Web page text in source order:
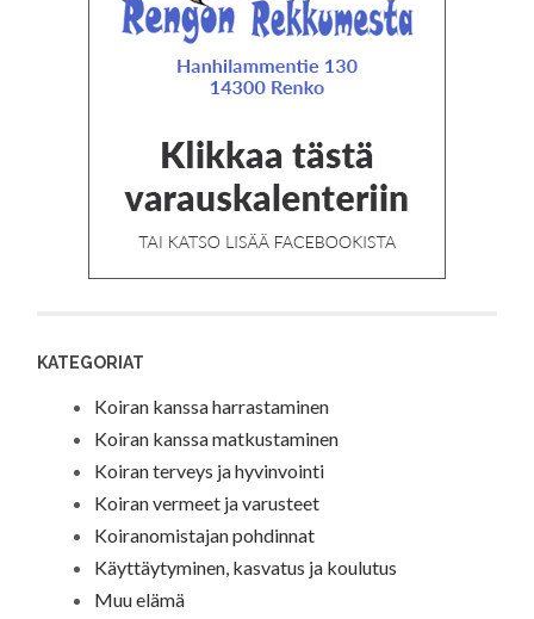
KATEGORIAT
Koiran kanssa harrastaminen
Koiran kanssa matkustaminen
Koiran terveys ja hyvinvointi
Koiran vermeet ja varusteet
Koiranomistajan pohdinnat
Käyttäytyminen, kasvatus ja koulutus
Muu elämä